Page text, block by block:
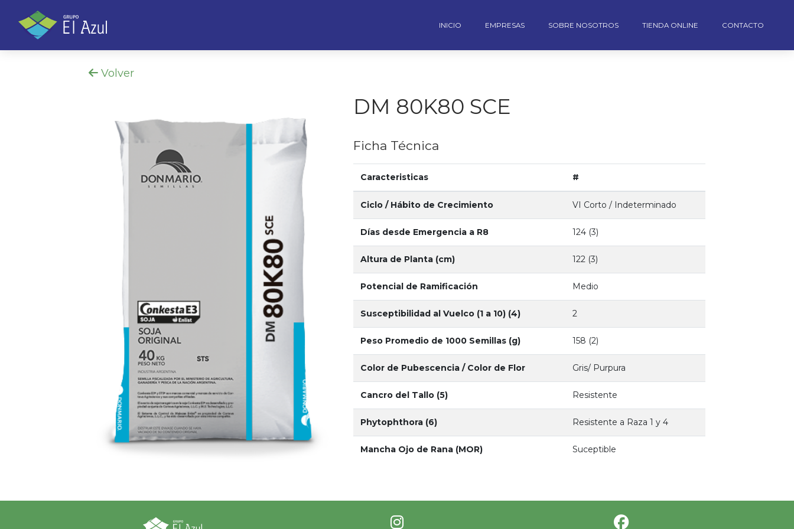
INICIO EMPRESAS SOBRE NOSOTROS TIENDA ONLINE CONTACTO
Volver
DM 80K80 SCE
Ficha Técnica
Caracteristicas #
Ciclo / Hábito de Crecimiento VI Corto / Indeterminado
Días desde Emergencia a R8 124 (3)
Altura de Planta (cm) 122 (3)
Potencial de Ramificación Medio
Susceptibilidad al Vuelco (1 a 10) (4) 2
Peso Promedio de 1000 Semillas (g) 158 (2)
Color de Pubescencia / Color de Flor Gris/ Purpura
Cancro del Tallo (5) Resistente
Phytophthora (6) Resistente a Raza 1 y 4
Mancha Ojo de Rana (MOR) Suceptible